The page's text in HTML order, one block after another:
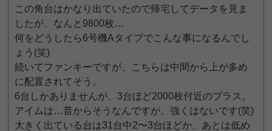
この角台はかなり出ていたので帰宅してデータを見ま
したが、なんと9800枚…
何をどうしたら6号機Aタイプでこんな事になるんでし
ょう(笑)
続いてファンキーですが、こちらは中間から上が多め
に配置されてそう。
6台しかありませんが、3台ほど2000枚付近のプラス。
アイムは…昔からそうなんですが、強くはないです(笑)
大きく出ている台は31台中2〜3台ほどか。あとは低め